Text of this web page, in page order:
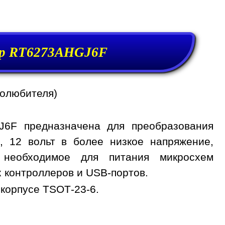
RT6273AHGJ6F
предназначена для преобразования
12 вольт в более низкое напряжение,
для питания микросхем
и USB-портов.
TSOT-23-6.